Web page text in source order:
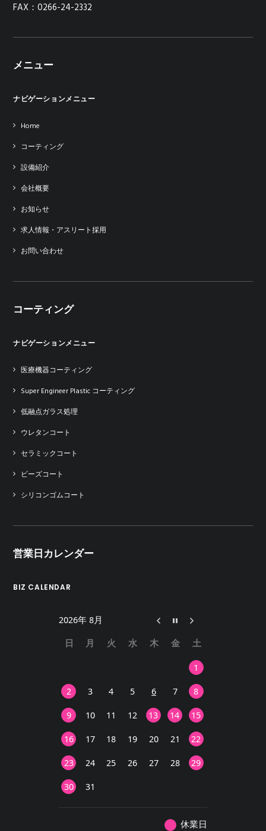
FAX：0266-24-2332
メニュー
ナビゲーションメニュー
Home
コーティング
設備紹介
会社概要
お知らせ
求人情報・アスリート採用
お問い合わせ
コーティング
ナビゲーションメニュー
医療機器コーティング
Super Engineer Plastic コーティング
低融点ガラス処理
ウレタンコート
セラミックコート
ビーズコート
シリコンゴムコート
営業日カレンダー
BIZ CALENDAR
2026年 8月
日 月 火 水 木 金 土
1
2
3 4 5 6 7
8
9
10 11 12 13 14
15
16
17 18 19 20 21
22
23
24 25 26 27 28
29
30
31
休業日